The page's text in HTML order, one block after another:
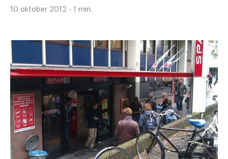
10 oktober 2012 - 1 min.